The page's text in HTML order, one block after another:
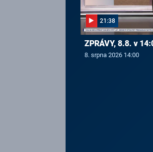
21:38
ZPRÁVY, 8.8. v
8. srpna 2026 14:00